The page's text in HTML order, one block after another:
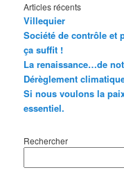
Articles récents
Villequier
Société de contrôle et
ça suffit !
La renaissance…de
Dérèglement
Si nous voulons la
essentiel.
Rechercher